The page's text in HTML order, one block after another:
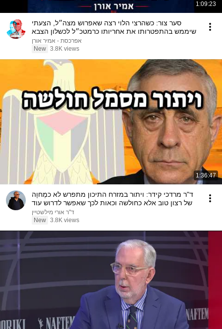
1:09:23
סער צור: כשהרצי הלוי רצה שאפרוש מצה״ל, הצעתי
שיממש בהתפטרותו את אחריותו כרמטכ״ל לכשלון הצבא
אפרכסת - אמיר אורן
New 3.8K views
1:36:47
ד"ר מרדכי קידר: ויתור במזרח התיכון מתפרש לא כמֶחוָה
של רצון טוב אלא כחולשה וכאות לכך שאפשר לדרוש עוד
ד"ר אורי מילשטיין
New 3.8K views